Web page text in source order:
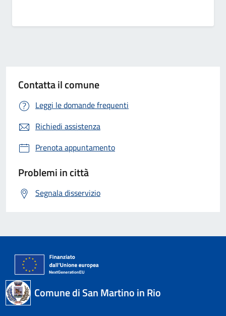
Contatta il comune
Leggi le domande frequenti
Richiedi assistenza
Prenota appuntamento
Problemi in città
Segnala disservizio
Comune di San Martino in Rio